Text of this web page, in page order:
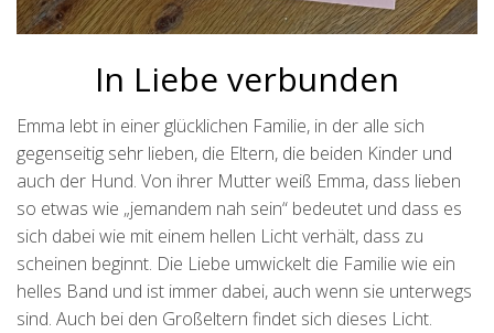
In Liebe verbunden
Emma lebt in einer glücklichen Familie, in der alle sich
gegenseitig sehr lieben, die Eltern, die beiden Kinder und
auch der Hund. Von ihrer Mutter weiß Emma, dass lieben
so etwas wie „jemandem nah sein“ bedeutet und dass es
sich dabei wie mit einem hellen Licht verhält, dass zu
scheinen beginnt. Die Liebe umwickelt die Familie wie ein
helles Band und ist immer dabei, auch wenn sie unterwegs
sind. Auch bei den Großeltern findet sich dieses Licht.